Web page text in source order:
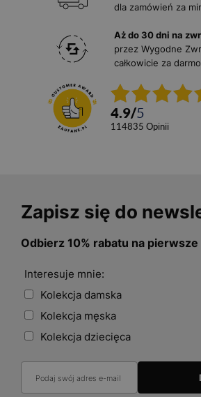
dla zamówień za
Aż do 30 dni na
przez Wygodne
całkowicie za
4.9/5
114835 opinii
Zapisz się do
Odbierz 10% rabatu na
Interesuje mnie:
Kolekcja damska
Kolekcja męska
Kolekcja dziecięca